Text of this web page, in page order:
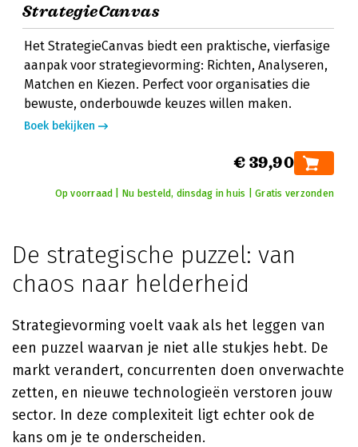
StrategieCanvas
Het StrategieCanvas biedt een praktische, vierfasige
aanpak voor strategievorming: Richten, Analyseren,
Matchen en Kiezen. Perfect voor organisaties die
bewuste, onderbouwde keuzes willen maken.
Boek bekijken
€ 39,90
Op voorraad | Nu besteld, dinsdag in huis | Gratis verzonden
De strategische puzzel: van
chaos naar helderheid
Strategievorming voelt vaak als het leggen van
een puzzel waarvan je niet alle stukjes hebt. De
markt verandert, concurrenten doen onverwachte
zetten, en nieuwe technologieën verstoren jouw
sector. In deze complexiteit ligt echter ook de
kans om je te onderscheiden.